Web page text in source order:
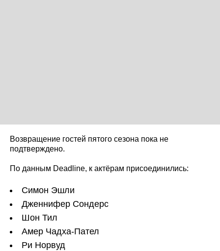
Возвращение гостей пятого сезона пока не
подтверждено.
По данным Deadline, к актёрам присоединились:
Симон Эшли
Дженнифер Сондерс
Шон Тил
Амер Чадха-Пател
Ри Норвуд